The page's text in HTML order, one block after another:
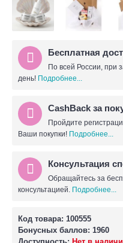
Бесплатная
По всей России, при
день! Подробнее...
CashBack за
Пройдите
Ваши покупки! Подробнее...
Консультация
Обращайтесь за
консультацией. Подробнее...
Код товара: 100555
Бонусных баллов: 1960